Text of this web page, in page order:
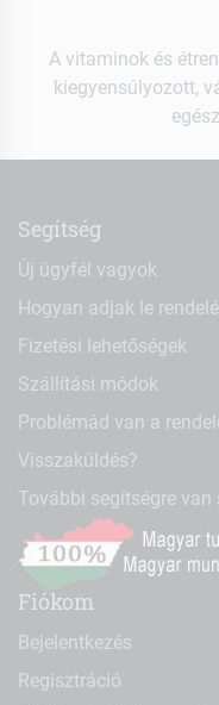
A vitaminok és
kiegyensúlyozott,
Segítség
Új ügyfél vagyok
Hogyan adjak le
Fizetési lehetőségek
Szállítási módok
Problémád van a
Visszaküldés?
További segítségre van
Fiókom
Bejelentkezés
Regisztráció